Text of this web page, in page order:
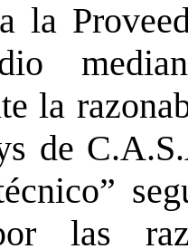
la
la
de
las